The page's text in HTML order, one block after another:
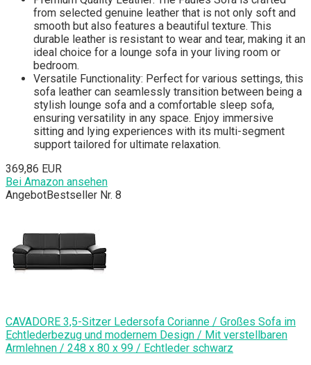
from selected genuine leather that is not only soft and
smooth but also features a beautiful texture. This
durable leather is resistant to wear and tear, making it an
ideal choice for a lounge sofa in your living room or
bedroom.
Versatile Functionality: Perfect for various settings, this
sofa leather can seamlessly transition between being a
stylish lounge sofa and a comfortable sleep sofa,
ensuring versatility in any space. Enjoy immersive
sitting and lying experiences with its multi-segment
support tailored for ultimate relaxation.
369,86 EUR
Bei Amazon ansehen
AngebotBestseller Nr. 8
CAVADORE 3,5-Sitzer Ledersofa Corianne / Großes Sofa im
Echtlederbezug und modernem Design / Mit verstellbaren
Armlehnen / 248 x 80 x 99 / Echtleder schwarz